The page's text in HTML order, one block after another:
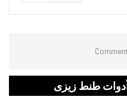
طنط زيزى